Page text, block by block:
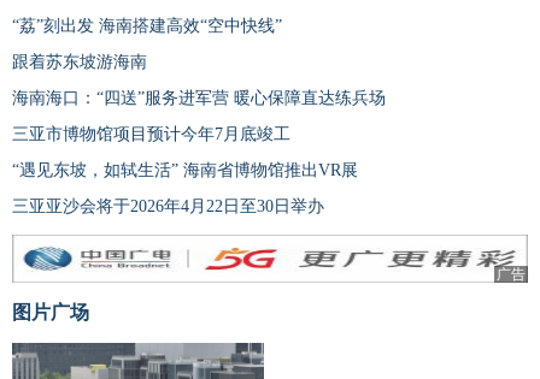
“荔”刻出发 海南搭建高效“空中快线”
跟着苏东坡游海南
海南海口：“四送”服务进军营 暖心保障直达练兵场
三亚市博物馆项目预计今年7月底竣工
“遇见东坡，如轼生活” 海南省博物馆推出VR展
三亚亚沙会将于2026年4月22日至30日举办
广告
图片广场